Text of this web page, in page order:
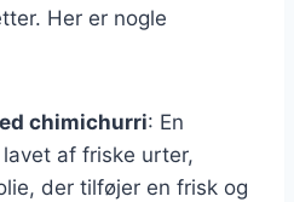
Her er nogle
chimichurri: En
af friske urter,
der tilføjer en frisk og